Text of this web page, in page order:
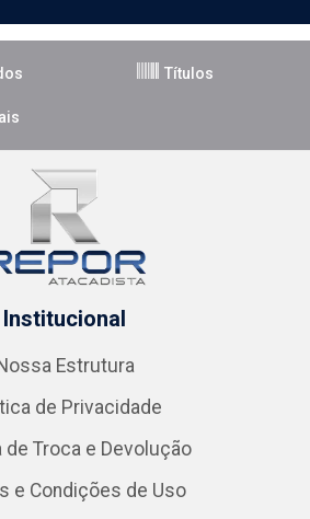
Títulos
Institucional
Estrutura
de Privacidade
de Troca e Devolução
e Condições de Uso